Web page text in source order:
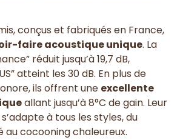
conçus et fabriqués en France,
faire acoustique unique. La
réduit jusqu’à 19,7 dB,
atteint les 30 dB. En plus de
ils offrent une excellente
allant jusqu’à 8°C de gain. Leur
à tous les styles, du
au cocooning chaleureux.